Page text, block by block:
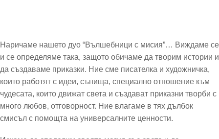
Наричаме нашето дуо “Вълшебници с мисия”… Виждаме се
и се определяме така, защото обичаме да творим истории и
да създаваме приказки. Ние сме писателка и художничка,
които работят с идеи, сънища, специално отношение към
чудесата, които движат света и създават приказни творби с
много любов, отговорност. Ние влагаме в тях дълбок
смисъл с помощта на универсалните ценности.